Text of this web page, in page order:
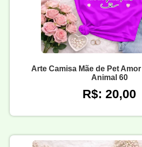
Arte Camisa Mãe de Pet
Animal 60
R$: 20,00